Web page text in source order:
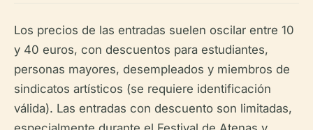
Los precios de las entradas suelen oscilar entre 10
y 40 euros, con descuentos para estudiantes,
personas mayores, desempleados y miembros de
sindicatos artísticos (se requiere identificación
válida). Las entradas con descuento son limitadas,